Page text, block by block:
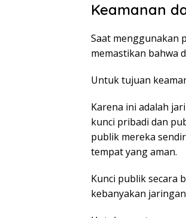
Keamanan
Saat menggunakan
memastikan bahwa
Untuk tujuan
Karena ini adalah
kunci pribadi dan
publik mereka
tempat yang aman.
Kunci publik secara
kebanyakan